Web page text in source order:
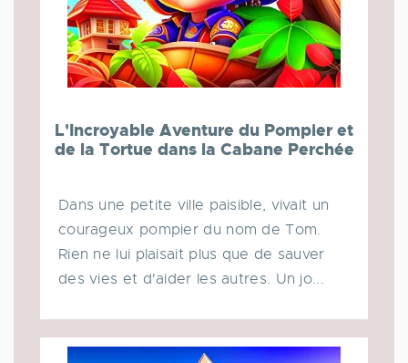
L'Incroyable Aventure du Pompier et
de la Tortue dans la Cabane Perchée
Dans une petite ville paisible, vivait un
courageux pompier du nom de Tom.
Rien ne lui plaisait plus que de sauver
des vies et d'aider les autres. Un jo...